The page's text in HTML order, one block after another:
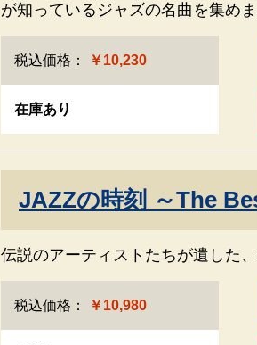
が知っているジャズの名曲を集めま
税込価格： ￥10,230
在庫あり
JAZZの時刻 ～The
伝説のアーティストたちが遺した
税込価格： ￥10,980